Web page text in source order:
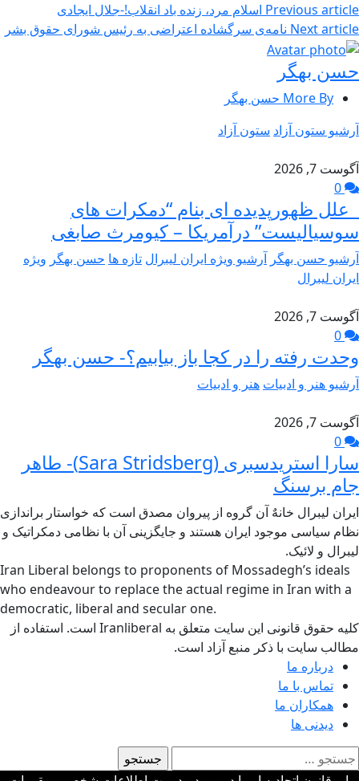
Previous article اسلام مرد، زنده باد انقلاب!-جلال ایجادی
Next article نامه‌ی سرگشاده اعتراضی به رئیس شورای حقوق بشر
حسن بهگر
More By حسن بهگر
آرشیو ستون آزاد ستون آزاد
آگوست 7, 2026
علل ظهورپدیده ای بنام “دمکرات های
سوسیالیست” درآمریکا – کیومرث صابغی
آرشیو حسن بهگر آرشیو ویژه ایران لیبرال تازه ها حسن بهگر ویژه
ایران لیبرال
آگوست 7, 2026
وحدت رفته را در کجا باز بیابیم؟- حسن بهگر
آرشیو هنر و ادبیات هنر و ادبیات
آگوست 7, 2026
سارا استریدسبری (Sara Stridsberg)- طاهر
جام برسنگ
ایران لیبرال خانهٌ آن گروه از پیروان مصدق است که خواستار براندازی
نظام سیاسی موجود ایران هستند و جایگزینی آن با نظامی دمکراتیک و
لیبرال و لائیک.
Iran Liberal belongs to proponents of Mossadegh’s ideals
who endeavour to replace the actual regime in Iran with a
democratic, liberal and secular one.
کلیه حقوق قانونی این سایت متعلق به Iranliberal است. استفاده از
مطالب سایت با ذکر منبع آزاد است.
درباره ما
تماس با ما
همکاران ما
دیدنی ها
جستجو
برای: